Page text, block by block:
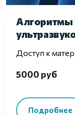
Алгоритмы
Доступ к
5000 руб
Подробнее